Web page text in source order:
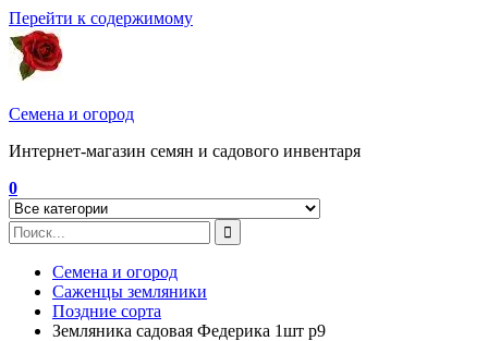
Перейти к содержимому
Семена и огород
Интернет-магазин семян и садового инвентаря
0
Семена и огород
Саженцы земляники
Поздние сорта
Земляника садовая Федерика 1шт р9